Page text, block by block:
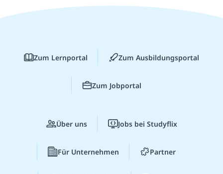
Zum Lernportal Zum Ausbildungsportal
Zum Jobportal
Über uns Jobs bei Studyflix
Für Unternehmen Partner